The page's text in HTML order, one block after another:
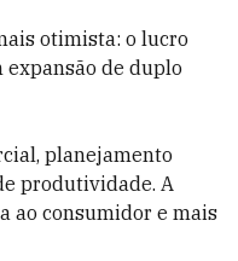
otimista: o lucro
expansão de duplo
planejamento
produtividade. A
ao consumidor e mais